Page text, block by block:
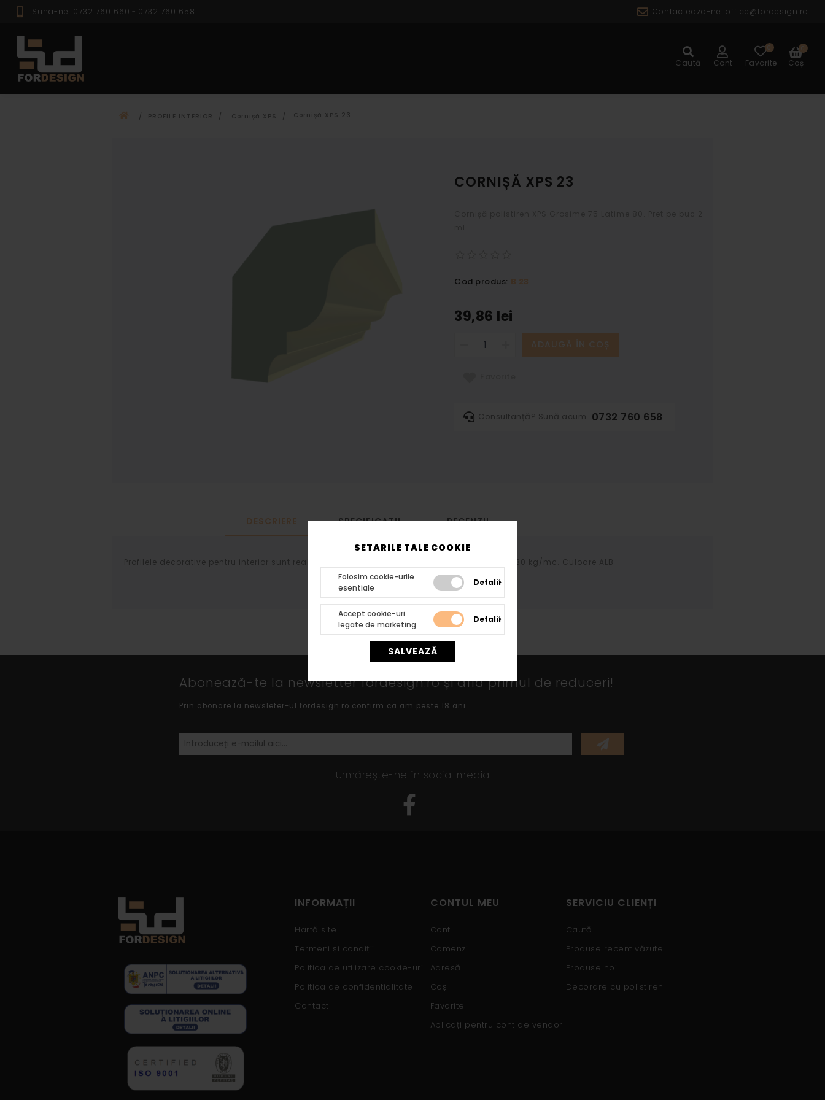
SETARILE TALE COOKIE
Folosim cookie-urile
esentiale
Detalii
Accept cookie-uri
legate de marketing
Detalii
SALVEAZĂ
Suna-ne: 0732 760 660 - 0732 760 658 Contacteaza-ne:office@fordesign.ro
Caută Cont Favorite Coș
/ PROFILE INTERIOR / Cornișă XPS / Cornișă XPS 23
CORNIȘĂ XPS 23
Cod produs: B 23
39,86 lei
ADAUGĂ ÎN COȘ
Consultanță? Sună acum 0732 760 658
DESCRIERE SPECIFICATII RECENZII
Profilele decorative pentru interior sunt realizate din polistiren extrudat de inalta densitate 30 kg/mc. Culoare ALB
Abonează-te la newsletter fordesign.ro și află primul de reduceri!
Prin abonare la newsleter-ul fordesign.ro confirm ca am peste 18 ani.
Urmărește-ne în social media
INFORMAȚII
Hartă site
Termeni și condiții
Politica de utilizare cookie-uri
Politica de confidentialitate
Contact
CONTUL MEU
Cont
Comenzi
Adresă
Coș
Favorite
Aplicați pentru cont de vendor
SERVICIU CLIENȚI
Caută
Produse recent văzute
Produse noi
Decorare cu polistiren